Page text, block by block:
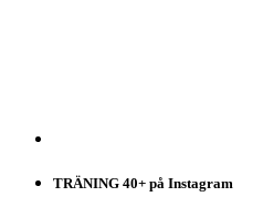
TRÄNING 40+ på Instagram